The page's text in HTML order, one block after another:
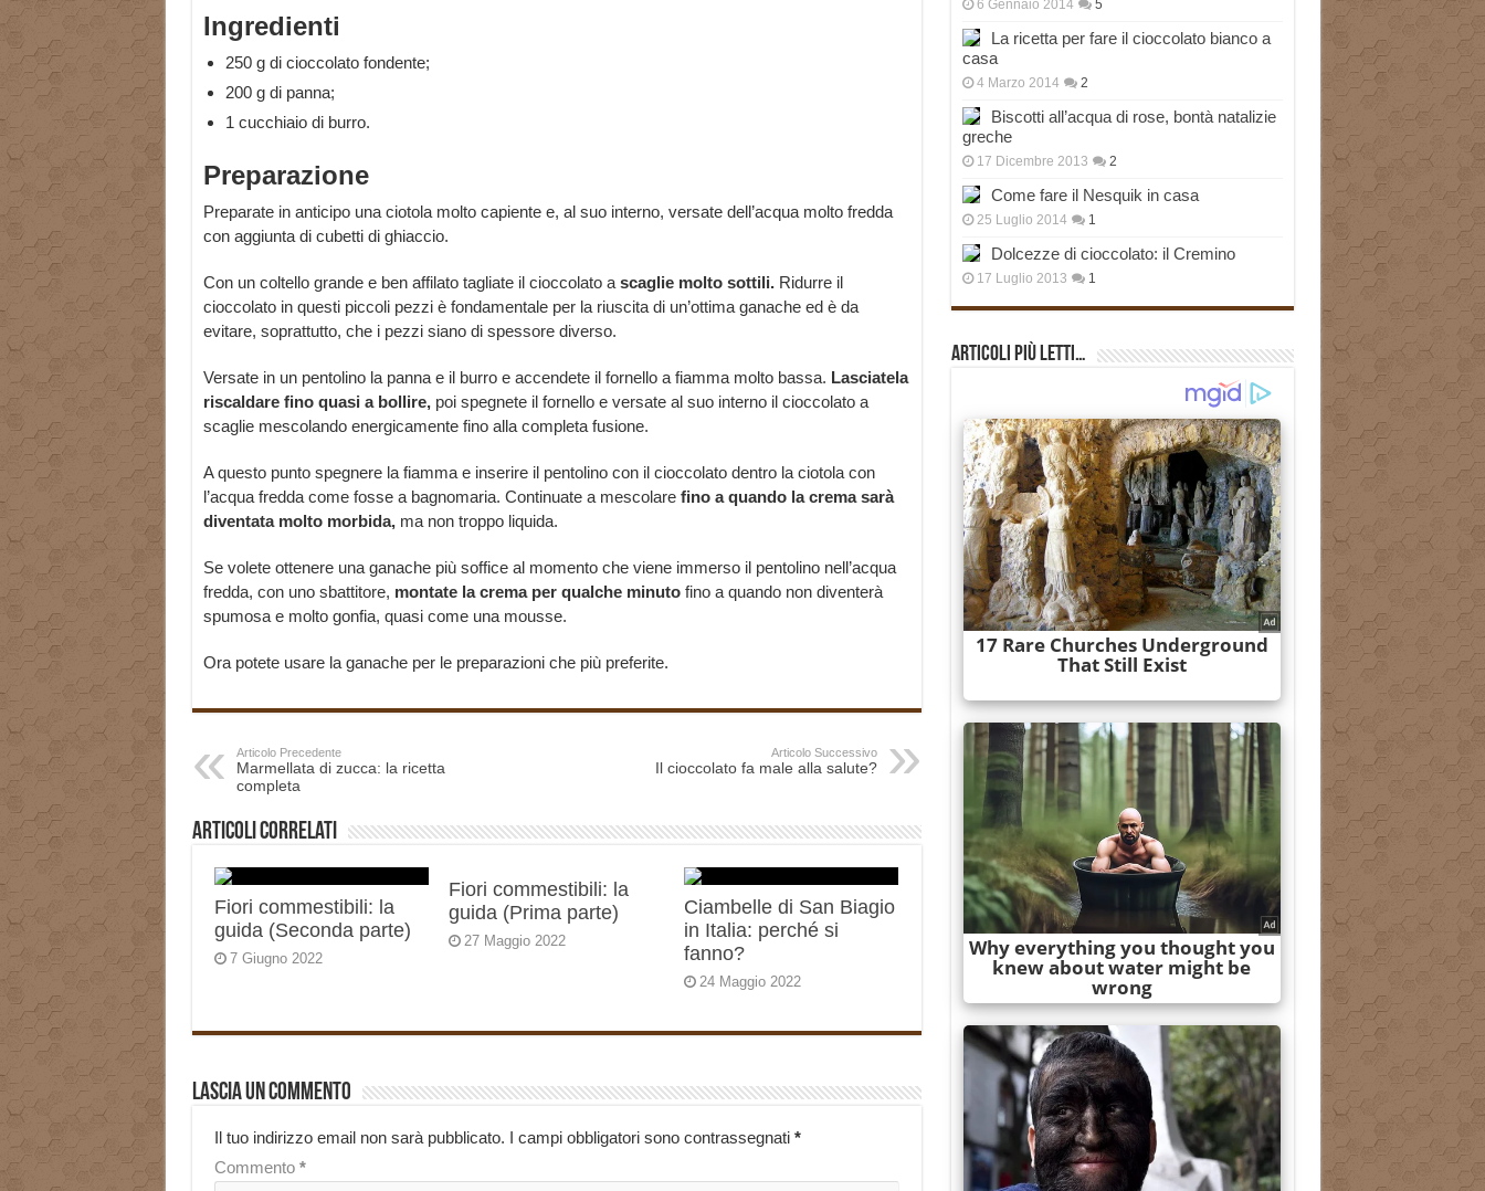
Ingredienti
250 g di cioccolato fondente;
200 g di panna;
1 cucchiaio di burro.
Preparazione
Preparate in anticipo una ciotola molto capiente e, al suo interno, versate dell’acqua molto fredda
con aggiunta di cubetti di ghiaccio.
Con un coltello grande e ben affilato tagliate il cioccolato a scaglie molto sottili. Ridurre il
cioccolato in questi piccoli pezzi è fondamentale per la riuscita di un’ottima ganache ed è da
evitare, soprattutto, che i pezzi siano di spessore diverso.
Versate in un pentolino la panna e il burro e accendete il fornello a fiamma molto bassa. Lasciatela
riscaldare fino quasi a bollire,poi spegnete il fornello e versate al suo interno il cioccolato a
scaglie mescolando energicamente fino alla completa fusione.
A questo punto spegnere la fiamma e inserire il pentolino con il cioccolato dentro la ciotola con
l’acqua fredda come fosse a bagnomaria. Continuate a mescolare fino a quando la crema sarà
diventata molto morbida,ma non troppo liquida.
Se volete ottenere una ganache più soffice al momento che viene immerso il pentolino nell’acqua
fredda, con uno sbattitore, montate la crema per qualche minutofino a quando non diventerà
spumosa e molto gonfia, quasi come una mousse.
Ora potete usare la ganache per le preparazioni che più preferite.
Articolo Precedente
Marmellata di zucca: la ricetta
completa
Articolo Successivo
Il cioccolato fa male alla salute?
Articoli correlati
Fiori commestibili: la
guida (Seconda parte)
7 Giugno 2022
Fiori commestibili: la
guida (Prima parte)
27 Maggio 2022
Ciambelle di San Biagio
in Italia: perché si
fanno?
24 Maggio 2022
Lascia un commento
Il tuo indirizzo email non sarà pubblicato. I campi obbligatori sono contrassegnati *
Commento *
6 Gennaio 2014 5
La ricetta per fare il cioccolato bianco a
casa
4 Marzo 2014 2
Biscotti all’acqua di rose, bontà natalizie
greche
17 Dicembre 2013 2
Come fare il Nesquik in casa
25 Luglio 2014 1
Dolcezze di cioccolato: il Cremino
17 Luglio 2013 1
Articoli più Letti…